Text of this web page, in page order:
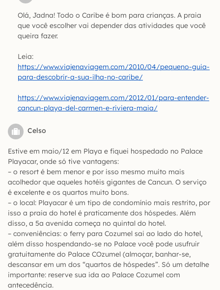
Olá, Jadna! Todo o Caribe é bom para crianças. A praia
que você escolher vai depender das atividades que você
queira fazer.
Leia:
https://www.viajenaviagem.com/2010/04/pequeno-guia-
para-descobrir-a-sua-ilha-no-caribe/
https://www.viajenaviagem.com/2012/01/para-entender-
cancun-playa-del-carmen-e-riviera-maia/
Celso
Estive em maio/12 em Playa e fiquei hospedado no Palace
Playacar, onde só tive vantagens:
– o resort é bem menor e por isso mesmo muito mais
acolhedor que aqueles hotéis gigantes de Cancun. O serviço
é excelente e os quartos muito bons.
– o local: Playacar é um tipo de condomínio mais restrito, por
isso a praia do hotel é praticamente dos hóspedes. Além
disso, a 5a avenida começa no quintal do hotel.
– conveniências: o ferry para Cozumel sai ao lado do hotel,
além disso hospendando-se no Palace você pode usufruir
gratuitamente do Palace COzumel (almoçar, banhar-se,
descansar em um dos “quartos de hóspedes”. Só um detalhe
importante: reserve sua ida ao Palace Cozumel com
antecedência.